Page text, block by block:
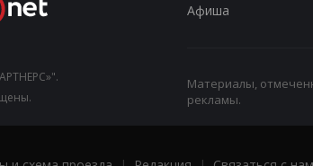
Афиша
Материалы,
рекламы.